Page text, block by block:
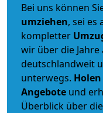
Bei uns können
umziehen, sei es
kompletter
wir über die
deutschlandweit
unterwegs.
Angebote und
Überblick über